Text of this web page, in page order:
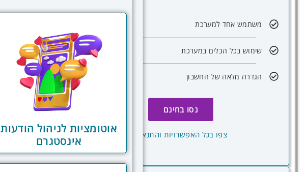
משתמש אחד למערכת
שימוש בכל הכלים במערכת
הגדרה מלאה של החשבון
נסו בחינם
צפו בכל האפשרויות והתנאים
אוטומציות לניהול הודעות
אינסטגרם